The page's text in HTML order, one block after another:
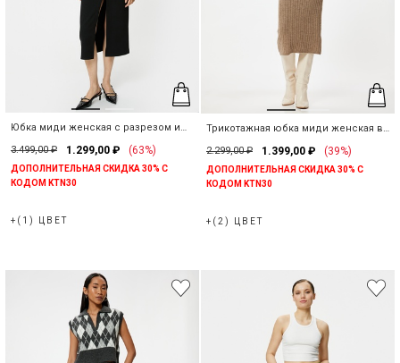
Юбка миди женская с разрезом и
3.499,00 ₽ 1.299,00 ₽ (63%)
ДОПОЛНИТЕЛЬНАЯ СКИДКА 30% С
КОДОМ KTN30
+(1) ЦВЕТ
Трикотажная юбка миди женская в
рубчик со средней талией
2.299,00 ₽ 1.399,00 ₽ (39%)
ДОПОЛНИТЕЛЬНАЯ СКИДКА 30% С
КОДОМ KTN30
+(2) ЦВЕТ
Выберите город
Поиск